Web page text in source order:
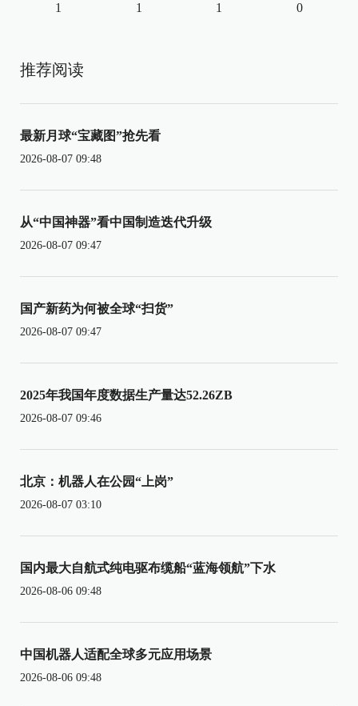
1 1 1 0
推荐阅读
最新月球“宝藏图”抢先看
2026-08-07 09:48
从“中国神器”看中国制造迭代升级
2026-08-07 09:47
国产新药为何被全球“扫货”
2026-08-07 09:47
2025年我国年度数据生产量达52.26ZB
2026-08-07 09:46
北京：机器人在公园“上岗”
2026-08-07 03:10
国内最大自航式纯电驱布缆船“蓝海领航”下水
2026-08-06 09:48
中国机器人适配全球多元应用场景
2026-08-06 09:48